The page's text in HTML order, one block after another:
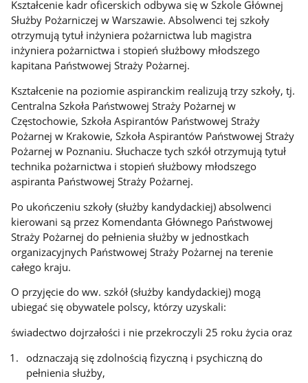
Kształcenie kadr oficerskich odbywa się w Szkole Głównej
Służby Pożarniczej w Warszawie. Absolwenci tej szkoły
otrzymują tytuł inżyniera pożarnictwa lub magistra
inżyniera pożarnictwa i stopień służbowy młodszego
kapitana Państwowej Straży Pożarnej.
Kształcenie na poziomie aspiranckim realizują trzy szkoły, tj.
Centralna Szkoła Państwowej Straży Pożarnej w
Częstochowie, Szkoła Aspirantów Państwowej Straży
Pożarnej w Krakowie, Szkoła Aspirantów Państwowej Straży
Pożarnej w Poznaniu. Słuchacze tych szkół otrzymują tytuł
technika pożarnictwa i stopień służbowy młodszego
aspiranta Państwowej Straży Pożarnej.
Po ukończeniu szkoły (służby kandydackiej) absolwenci
kierowani są przez Komendanta Głównego Państwowej
Straży Pożarnej do pełnienia służby w jednostkach
organizacyjnych Państwowej Straży Pożarnej na terenie
całego kraju.
O przyjęcie do ww. szkół (służby kandydackiej) mogą
ubiegać się obywatele polscy, którzy uzyskali:
świadectwo dojrzałości i nie przekroczyli 25 roku życia oraz
odznaczają się zdolnością fizyczną i psychiczną do
pełnienia służby,